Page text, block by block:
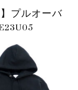
プルオーバ